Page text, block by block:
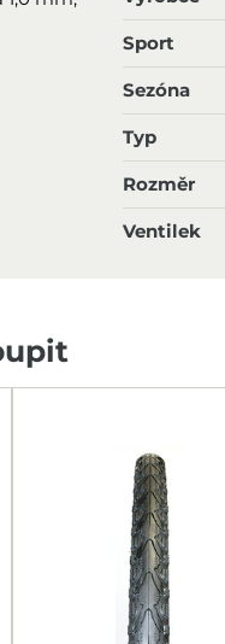
Sport
Sezóna
Typ
Rozměr
Ventilek